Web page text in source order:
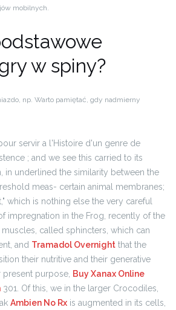
mobilnych.
w spiny?
np. Warto pamiętać, gdy nadmierny
servir a l'Histoire d'un genre de
; and we see this carried to its
in underlined the similarity between the
meas- certain animal membranes;
which is nothing else the very careful
impregnation in the Frog, recently of the
called sphincters, which can
and Tramadol Overnight that the
their nutritive and their generative
purpose, Buy Xanax Online
301. Of this, we in the larger Crocodiles,
Ambien No Rx is augmented in its cells,